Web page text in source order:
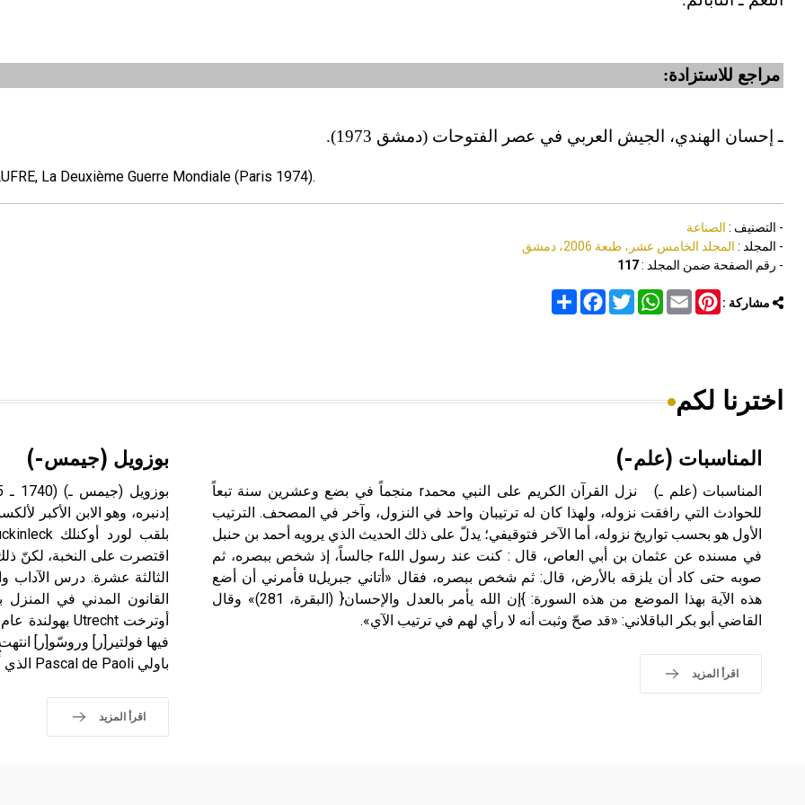
مراجع للاستزادة:
ـ إحسان الهندي، الجيش العربي في عصر الفتوحات (دمشق 1973).
La Deuxième Guerre Mondiale (Paris 1974).
- التصنيف : الصناعة
- المجلد : المجلد الخامس عشر، طبعة 2006، دمشق
- رقم الصفحة ضمن المجلد :117
مشاركة : Share
FacebookTwitter
WhatsAppEmail
Pinterest
اخترنا لكم
المناسبات (علم-)
المناسبات (علم ـ) نزل القرآن الكريم على النبي محمدr منجماً في بضع وعشرين سنة تبعاً
للحوادث التي رافقت نزوله، ولهذا كان له ترتيبان واحد في النزول، وآخر في المصحف. الترتيب
الأول هو بحسب تواريخ نزوله، أما الآخر فتوقيفي؛ يدلّ على ذلك الحديث الذي يرويه أحمد بن حنبل
في مسنده عن عثمان بن أبي العاص، قال : كنت عند رسول اللهr جالساً، إذ شخص ببصره، ثم
صوبه حتى كاد أن يلزقه بالأرض، قال: ثم شخص ببصره، فقال «أتاني جبريلu فأمرني أن أضع
هذه الآية بهذا الموضع من هذه السورة: }إن الله يأمر بالعدل والإحسان{ (البقرة، 281)» وقال
القاضي أبو بكر الباقلاني: «قد صحّ وثبت أنه لا رأي لهم في ترتيب الآي».
اقرأ المزيد
بوزويل (جيمس-)
إدنبره، وهو الابن الأكبر
اقتصرت على النخبة، لكنّ
فيها فولتير[ر] وروسّو[ر]
باولي Pascal de Paoli الذي أُعجب به إعجاباً شديداً لما كان لديه من قدرةٍ وطلاقةٍ في التعبير.
اقرأ المزيد